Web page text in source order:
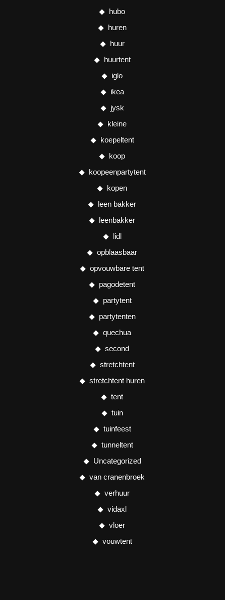
hubo
huren
huur
huurtent
iglo
ikea
jysk
kleine
koepeltent
koop
koopeenpartytent
kopen
leen bakker
leenbakker
lidl
opblaasbaar
opvouwbare tent
pagodetent
partytent
partytenten
quechua
second
stretchtent
stretchtent huren
tent
tuin
tuinfeest
tunneltent
Uncategorized
van cranenbroek
verhuur
vidaxl
vloer
vouwtent